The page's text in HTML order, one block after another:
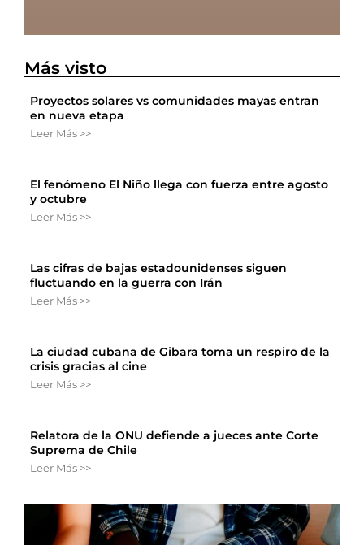
Más visto
Proyectos solares vs comunidades mayas entran
en nueva etapa
Leer Más >>
El fenómeno El Niño llega con fuerza entre agosto
y octubre
Leer Más >>
Las cifras de bajas estadounidenses siguen
fluctuando en la guerra con Irán
Leer Más >>
La ciudad cubana de Gibara toma un respiro de la
crisis gracias al cine
Leer Más >>
Relatora de la ONU defiende a jueces ante Corte
Suprema de Chile
Leer Más >>